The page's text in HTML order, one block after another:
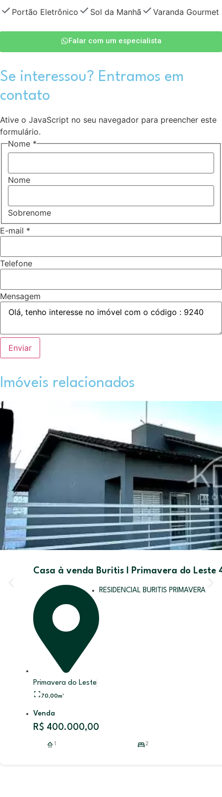
Portão Eletrônico Sol da Manhã Varanda Gourmet
Falar com um especialista
Se interessou? Entramos em
contato
Ative o JavaScript no seu navegador para preencher este
formulário.
Nome *
Nome
Sobrenome
E-mail *
Telefone
Mensagem
Enviar
Imóveis relacionados
Casa à venda Buritis I Primavera do Leste
Primavera do Leste
RESIDENCIAL BURITIS PRIMAVERA
70,00m²
Venda
R$ 400.000,00
1 2